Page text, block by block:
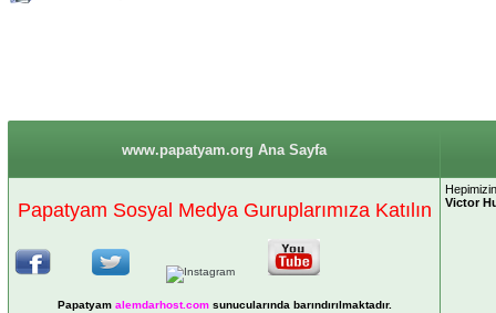
www.papatyam.org Ana Sayfa
Papatyam Sosyal Medya Guruplarımıza Katılın
Papatyam alemdarhost.comsunucularında barındırılmaktadır.
Victor